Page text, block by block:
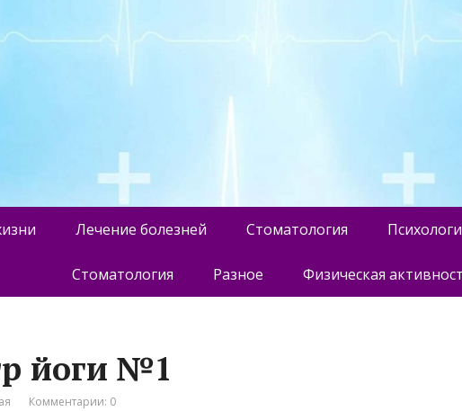
Лечение болезней Стоматология
Стоматология Разное Физическая
йоги №1
Комментарии: 0